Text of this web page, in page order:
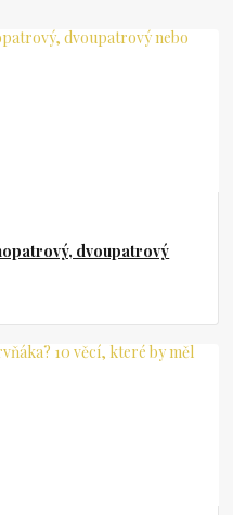
dvoupatrový